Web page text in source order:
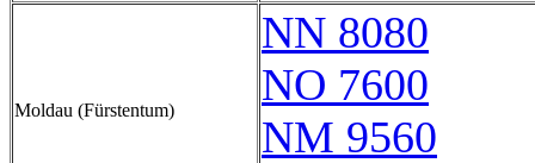
Moldau (Fürstentum)
NN 8080
NO 7600
NM 9560